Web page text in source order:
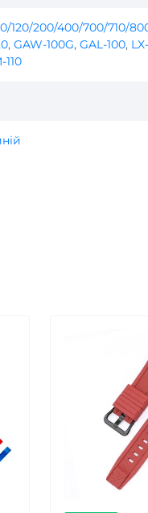
120/200/400/700/710/
, GAW-100G, GAL-100,
110